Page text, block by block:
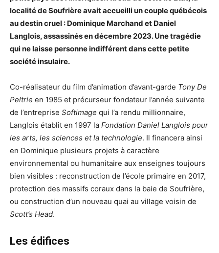
localité de Soufrière avait accueilli un couple québécois
au destin cruel : Dominique Marchand et Daniel
Langlois, assassinés en décembre 2023. Une tragédie
qui ne laisse personne indifférent dans cette petite
société insulaire.
Co-réalisateur du film d’animation d’avant-garde Tony De
Peltrie en 1985 et précurseur fondateur l’année suivante
de l’entreprise Softimage qui l’a rendu millionnaire,
Langlois établit en 1997 la Fondation Daniel Langlois pour
les arts, les sciences et la technologie. Il financera ainsi
en Dominique plusieurs projets à caractère
environnemental ou humanitaire aux enseignes toujours
bien visibles : reconstruction de l’école primaire en 2017,
protection des massifs coraux dans la baie de Soufrière,
ou construction d’un nouveau quai au village voisin de
Scott’s Head.
Les édifices